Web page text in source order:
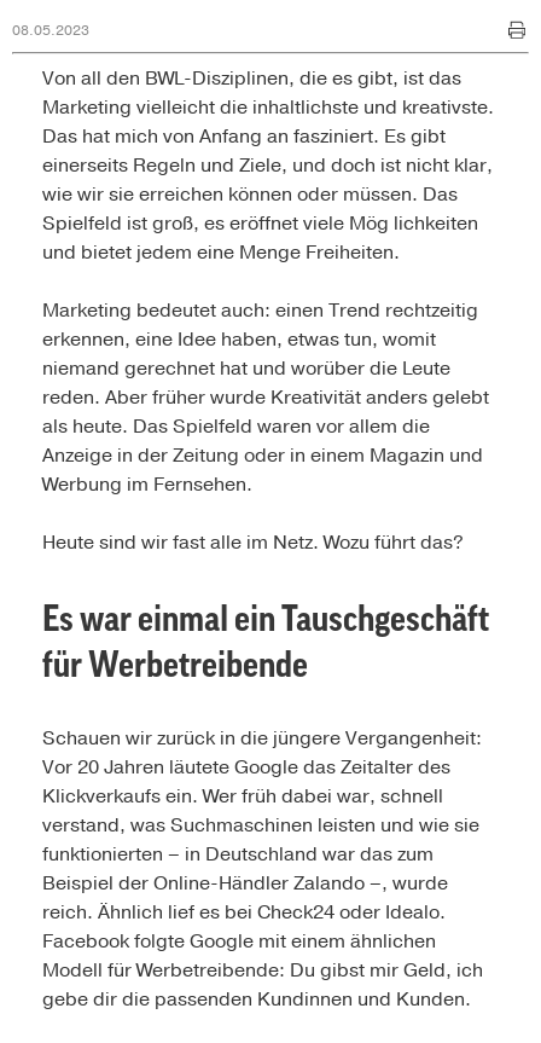
08.05.2023
Von all den BWL-Disziplinen, die es gibt, ist das
Marketing vielleicht die inhaltlichste und kreativste.
Das hat mich von Anfang an fasziniert. Es gibt
einerseits Regeln und Ziele, und doch ist nicht klar,
wie wir sie erreichen können oder müssen. Das
Spielfeld ist groß, es eröffnet viele Mög lichkeiten
und bietet jedem eine Menge Freiheiten.
Marketing bedeutet auch: einen Trend rechtzeitig
erkennen, eine Idee haben, etwas tun, womit
niemand gerechnet hat und worüber die Leute
reden. Aber früher wurde Kreativität anders gelebt
als heute. Das Spielfeld waren vor allem die
Anzeige in der Zeitung oder in einem Magazin und
Werbung im Fernsehen.
Heute sind wir fast alle im Netz. Wozu führt das?
Es war einmal ein Tauschgeschäft
für Werbetreibende
Schauen wir zurück in die jüngere Vergangenheit:
Vor 20 Jahren läutete Google das Zeitalter des
Klickverkaufs ein. Wer früh dabei war, schnell
verstand, was Suchmaschinen leisten und wie sie
funktionierten – in Deutschland war das zum
Beispiel der Online-Händler Zalando –, wurde
reich. Ähnlich lief es bei Check24 oder Idealo.
Facebook folgte Google mit einem ähnlichen
Modell für Werbetreibende: Du gibst mir Geld, ich
gebe dir die passenden Kundinnen und Kunden.